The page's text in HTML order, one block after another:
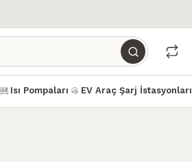
Isı Pompaları EV Araç Şarj İstasyonları